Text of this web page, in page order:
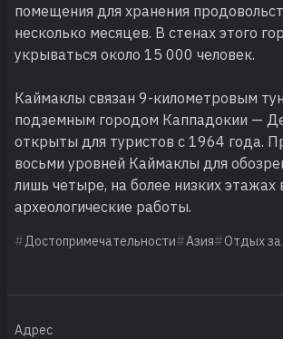
помещения для хранения
несколько месяцев. В стенах этого
укрываться около 15 000 человек.
Каймаклы связан 9-километровым
подземным городом Каппадокии —
открыты для туристов с 1964 года.
восьми уровней Каймаклы для
лишь четыре, на более низких этажах
археологические работы.
Достопримечательности Азия Отдых за
Адрес